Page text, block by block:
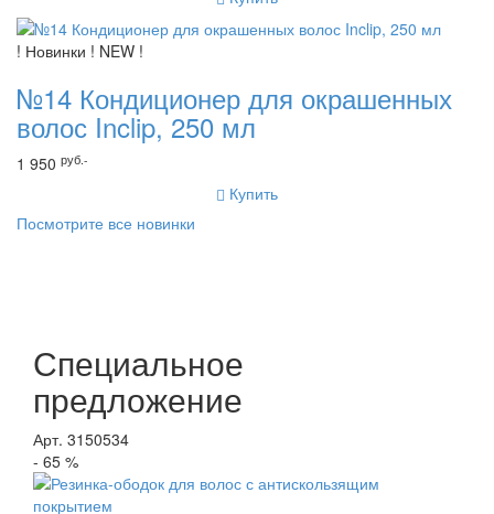
! Новинки ! NEW !
№14 Кондиционер для окрашенных
волос Inclip, 250 мл
1 950 руб.-
Купить
Посмотрите все новинки
Специальное
предложение
Арт. 3150534
- 65 %